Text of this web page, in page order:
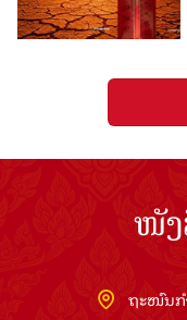
ໜັງ
ຖະໜົນກ